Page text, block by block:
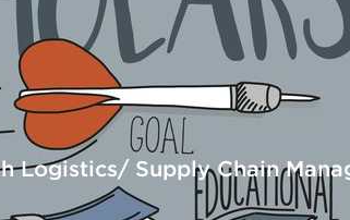
Logistics/ Supply Chain